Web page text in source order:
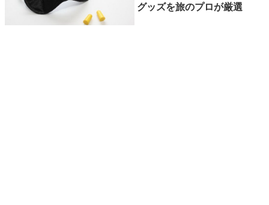
グッズを旅のプロが厳選